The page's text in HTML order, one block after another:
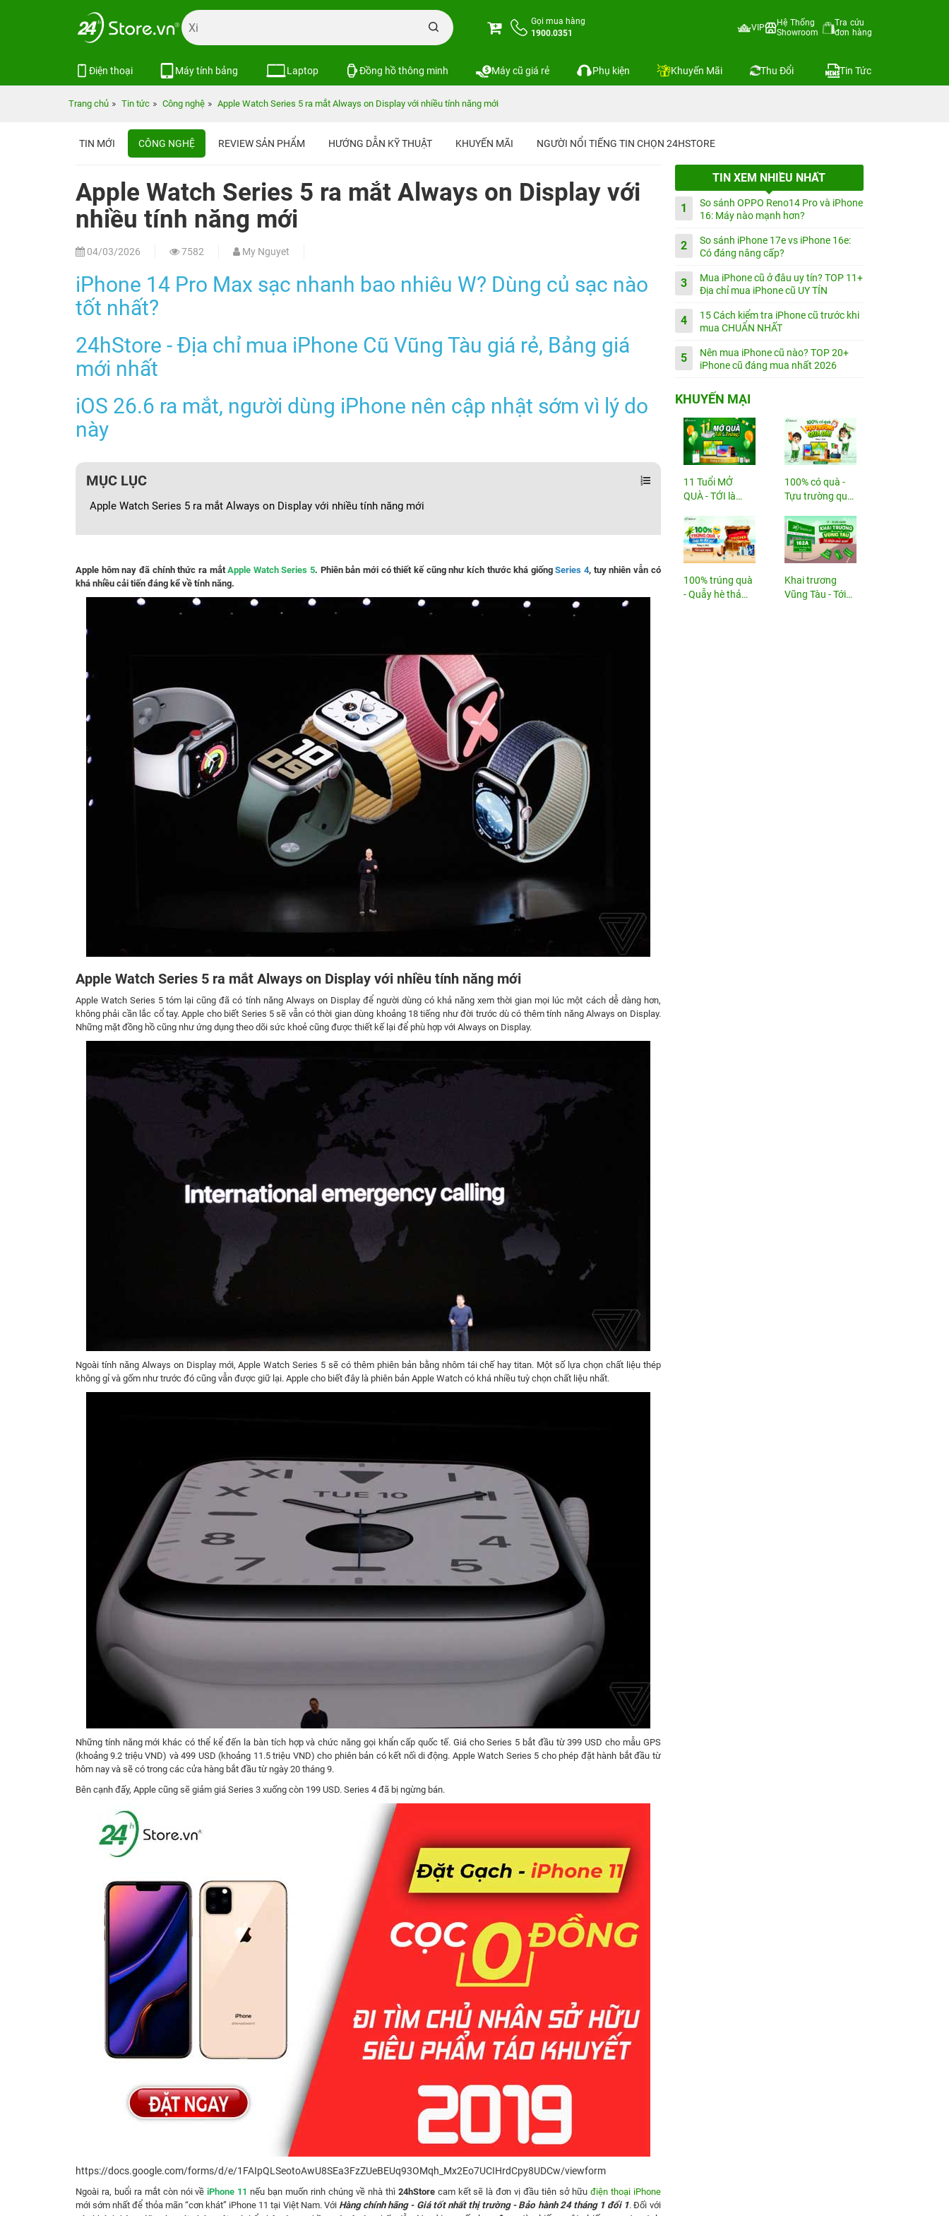
Gọi mua hàng
1900.0351
VIP
Hệ Thống
Showroom
Tra cứu
đơn hàng
Điện thoại Máy tính bảng Laptop Đồng hồ thông minh Máy cũ giá rẻ Phụ kiện Khuyến Mãi Thu Đổi Tin Tức
Trang chủ Tin tức Công nghệ Apple Watch Series 5 ra mắt Always on Display với nhiều tính năng mới
TIN MỚI CÔNG NGHỆ REVIEW SẢN PHẨM HƯỚNG DẪN KỸ THUẬT KHUYẾN MÃI NGƯỜI NỔI TIẾNG TIN CHỌN 24HSTORE
Apple Watch Series 5 ra mắt Always on Display với
nhiều tính năng mới
04/03/2026 7582 My Nguyet
iPhone 14 Pro Max sạc nhanh bao nhiêu W? Dùng củ sạc nào
tốt nhất?
24hStore - Địa chỉ mua iPhone Cũ Vũng Tàu giá rẻ, Bảng giá
mới nhất
iOS 26.6 ra mắt, người dùng iPhone nên cập nhật sớm vì lý do
này
MỤC LỤC
Apple Watch Series 5 ra mắt Always on Display với nhiều tính năng mới
Apple hôm nay đã chính thức ra mắtApple Watch Series 5. Phiên bản mới có thiết kế cũng như kích thước khá giốngSeries 4, tuy nhiên vẫn có
khá nhiều cải tiến đáng kể về tính năng.
Apple Watch Series 5 ra mắt Always on Display với nhiều tính năng mới
Apple Watch Series 5 tóm lại cũng đã có tính năng Always on Display để người dùng có khả năng xem thời gian mọi lúc một cách dễ dàng hơn,
không phải cần lắc cổ tay. Apple cho biết Series 5 sẽ vẫn có thời gian dùng khoảng 18 tiếng như đời trước dù có thêm tính năng Always on Display.
Những mặt đồng hồ cũng như ứng dụng theo dõi sức khoẻ cũng được thiết kế lại để phù hợp với Always on Display.
Ngoài tính năng Always on Display mới, Apple Watch Series 5 sẽ có thêm phiên bản bằng nhôm tái chế hay titan. Một số lựa chọn chất liệu thép
không gỉ và gốm như trước đó cũng vẫn được giữ lại. Apple cho biết đây là phiên bản Apple Watch có khá nhiều tuỳ chọn chất liệu nhất.
Những tính năng mới khác có thể kể đến la bàn tích hợp và chức năng gọi khẩn cấp quốc tế. Giá cho Series 5 bắt đầu từ 399 USD cho mẫu GPS
(khoảng 9.2 triệu VND) và 499 USD (khoảng 11.5 triệu VND) cho phiên bản có kết nối di động. Apple Watch Series 5 cho phép đặt hành bắt đầu từ
hôm nay và sẽ có trong các cửa hàng bắt đầu từ ngày 20 tháng 9.
Bên cạnh đấy, Apple cũng sẽ giảm giá Series 3 xuống còn 199 USD. Series 4 đã bị ngừng bán.
https://docs.google.com/forms/d/e/1FAIpQLSeotoAwU8SEa3FzZUeBEUq93OMqh_Mx2Eo7UCIHrdCpy8UDCw/viewform
Ngoài ra, buổi ra mắt còn nói vềiPhone 11 nếu bạn muốn rinh chúng về nhà thì 24hStore cam kết sẽ là đơn vị đầu tiên sở hữu điện thoại iPhone
mới sớm nhất để thỏa mãn “cơn khát” iPhone 11 tại Việt Nam. Với Hàng chính hãng - Giá tốt nhất thị trường - Bảo hành 24 tháng 1 đổi 1. Đối với
TIN XEM NHIỀU NHẤT
1
So sánh OPPO Reno14 Pro và iPhone
16: Máy nào mạnh hơn?
2
So sánh iPhone 17e vs iPhone 16e:
Có đáng nâng cấp?
3
Mua iPhone cũ ở đâu uy tín? TOP 11+
Địa chỉ mua iPhone cũ UY TÍN
4
15 Cách kiểm tra iPhone cũ trước khi
mua CHUẨN NHẤT
5
Nên mua iPhone cũ nào? TOP 20+
iPhone cũ đáng mua nhất 2026
KHUYẾN MẠI
11 Tuổi MỞ
QUÀ - TỚI là
100% có quà -
Tựu trường quá
100% trúng quà
- Quẫy hè thả
Khai trương
Vũng Tàu - Tới